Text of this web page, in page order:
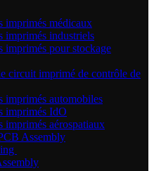
imprimés médicaux
imprimés industriels
imprimés pour stockage
circuit imprimé de contrôle de
imprimés automobiles
imprimés IdO
imprimés aérospatiaux
Assembly